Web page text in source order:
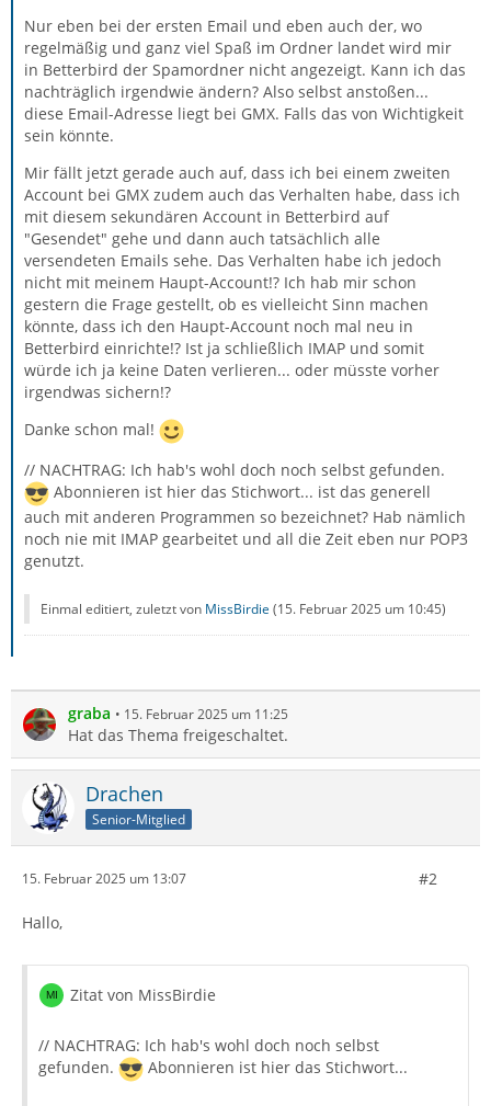
Nur eben bei der ersten Email und eben auch der, wo
regelmäßig und ganz viel Spaß im Ordner landet wird mir
in Betterbird der Spamordner nicht angezeigt. Kann ich das
nachträglich irgendwie ändern? Also selbst anstoßen...
diese Email-Adresse liegt bei GMX. Falls das von Wichtigkeit
sein könnte.
Mir fällt jetzt gerade auch auf, dass ich bei einem zweiten
Account bei GMX zudem auch das Verhalten habe, dass ich
mit diesem sekundären Account in Betterbird auf
"Gesendet" gehe und dann auch tatsächlich alle
versendeten Emails sehe. Das Verhalten habe ich jedoch
nicht mit meinem Haupt-Account!? Ich hab mir schon
gestern die Frage gestellt, ob es vielleicht Sinn machen
könnte, dass ich den Haupt-Account noch mal neu in
Betterbird einrichte!? Ist ja schließlich IMAP und somit
würde ich ja keine Daten verlieren... oder müsste vorher
irgendwas sichern!?
Danke schon mal!
// NACHTRAG: Ich hab's wohl doch noch selbst gefunden.
Abonnieren ist hier das Stichwort... ist das generell
auch mit anderen Programmen so bezeichnet? Hab nämlich
noch nie mit IMAP gearbeitet und all die Zeit eben nur POP3
genutzt.
Einmal editiert, zuletzt von MissBirdie (15. Februar 2025 um 10:45)
graba 15. Februar 2025 um 11:25
Hat das Thema freigeschaltet.
Drachen
Senior-Mitglied
15. Februar 2025 um 13:07 #2
Hallo,
Zitat von MissBirdie
// NACHTRAG: Ich hab's wohl doch noch selbst
gefunden.
Abonnieren ist hier das Stichwort...